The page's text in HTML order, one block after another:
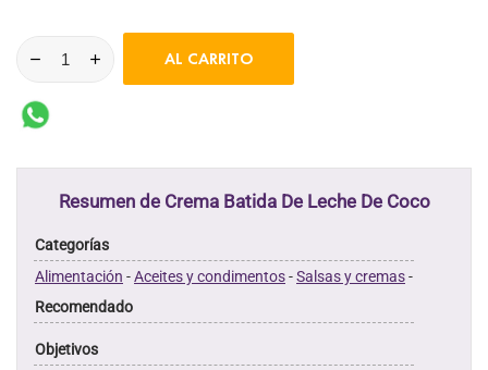
AL CARRITO
Resumen de Crema Batida De Leche De Coco
Categorías
Alimentación -Aceites y condimentos-Salsas y cremas-
Recomendado
Objetivos